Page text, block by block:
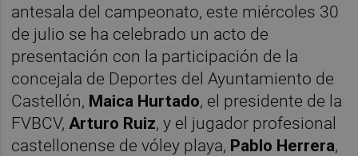
antesala del campeonato, este miércoles 30
de julio se ha celebrado un acto de
presentación con la participación de la
concejala de Deportes del Ayuntamiento de
Castellón, Maica Hurtado, el presidente de la
FVBCV, Arturo Ruiz, y el jugador profesional
castellonense de vóley playa, Pablo Herrera,